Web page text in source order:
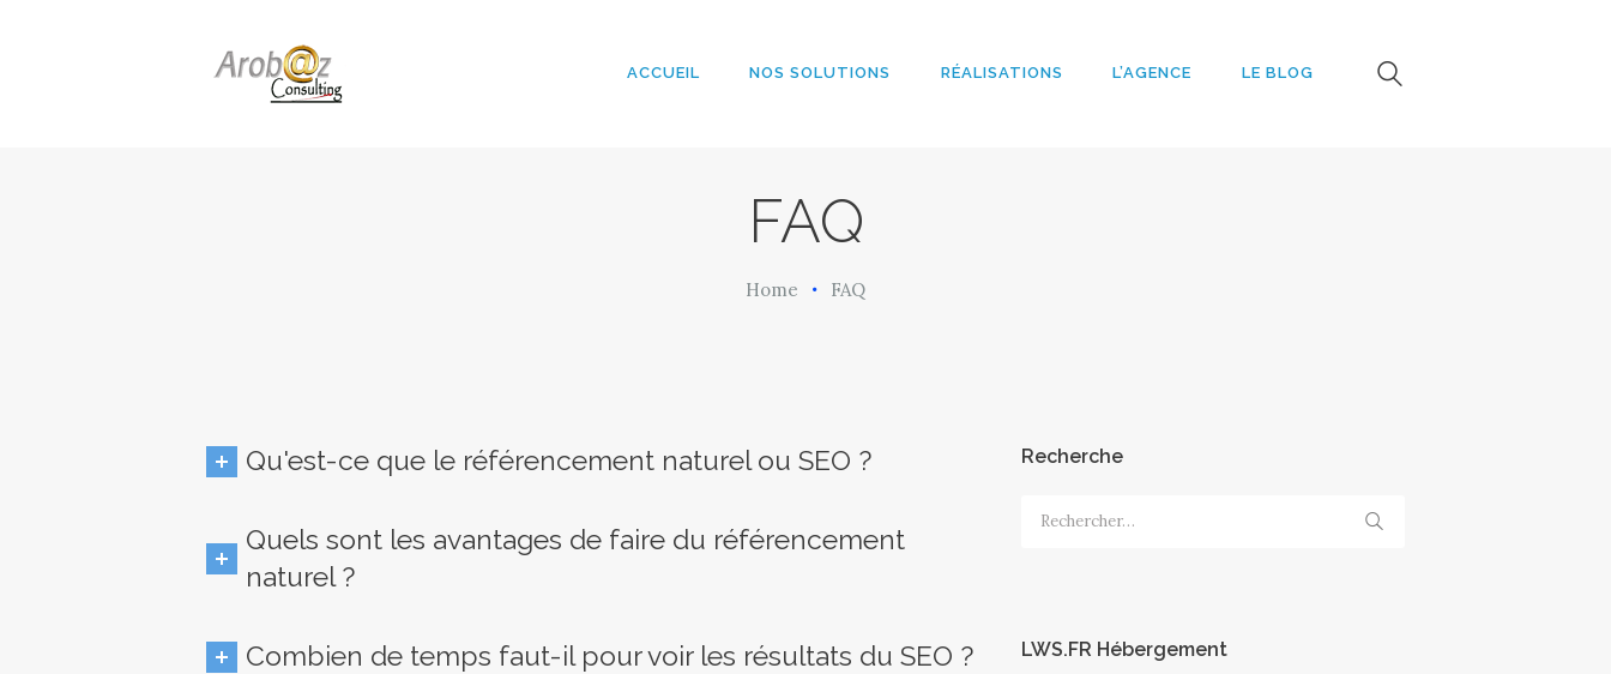
ACCUEIL NOS SOLUTIONS RÉALISATIONS L’AGENCE LE BLOG
FAQ
Home FAQ
NOS
RÉALISATION
L’AGENCE
Qu'est-ce que le référencement naturel ou SEO ?
Quels sont les avantages de faire du référencement
naturel ?
Combien de temps faut-il pour voir les résultats du SEO ?
Recherche
Rechercher :
LWS.FR Hébergement